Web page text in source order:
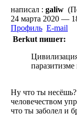
написал : galiw
24 марта 2020 —
Профиль E-mail
Berkut пишет:
паразитизме
Ну что ты
человечеством
что ты заболел и